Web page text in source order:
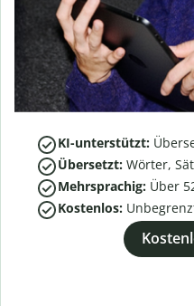
KI-unterstützt:
Übersetzt: Wörter,
Mehrsprachig: Über
Kostenlos: